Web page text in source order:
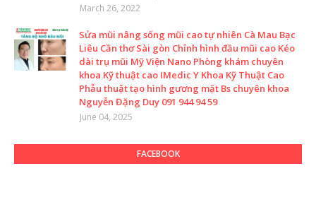
March 26, 2022
Sửa mũi nâng sống mũi cao tự nhiên Cà Mau Bạc
Liêu Cần thơ Sài gòn Chỉnh hình đầu mũi cao Kéo
dài trụ mũi Mỹ Viện Nano Phòng khám chuyên
khoa Kỹ thuật cao IMedic Y Khoa Kỹ Thuật Cao
Phẫu thuật tạo hình gương mặt Bs chuyên khoa
Nguyễn Đặng Duy 091 944 94 59
June 04, 2025
FACEBOOK